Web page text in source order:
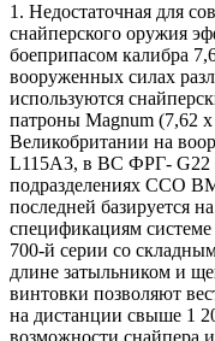
1. Недостаточная для
снайперского оружия
боеприпасом калибра
вооруженных силах
используются
патроны Magnum (7,62
Великобритании на
L115A3, в ВС ФРГ- G22
подразделениях ССО
последней базируется
спецификациям
700-й серии со
длине затыльником и
винтовки позволяют
на дистанции свыше 1
возможности снайпера